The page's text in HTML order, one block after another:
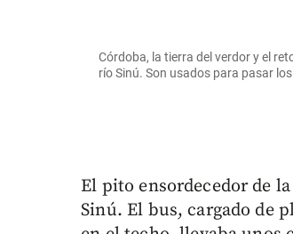
Córdoba, la tierra del verdor y el
río Sinú. Son usados para pasar
El pito ensordecedor de
Sinú. El bus, cargado de